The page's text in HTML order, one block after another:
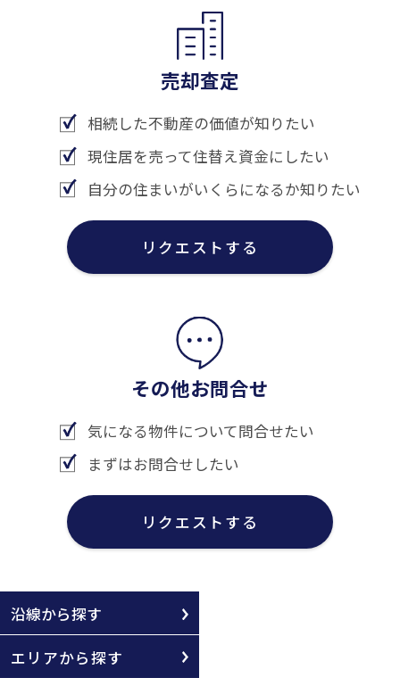
売却査定
相続した不動産の価値が知りたい
現住居を売って住替え資金にしたい
自分の住まいがいくらになるか知りたい
リクエストする
その他お問合せ
気になる物件について問合せたい
まずはお問合せしたい
リクエストする
沿線から探す
エリアから探す